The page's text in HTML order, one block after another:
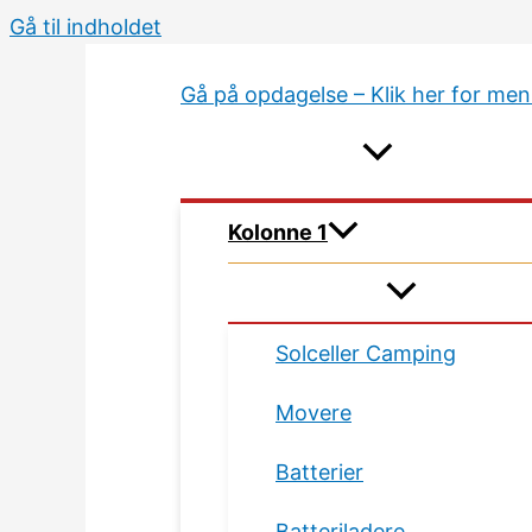
Gå til indholdet
Gå på opdagelse – Klik her for
Kolonne 1
Solceller Camping
Movere
Batterier